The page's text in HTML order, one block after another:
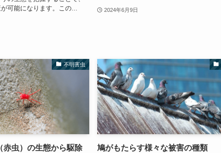
可能になります。この...
2024年6月9日
不明害虫
赤虫）の生態から駆除 鳩がもたらす様々な被害の種類